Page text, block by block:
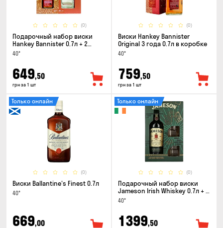
(0)
Подарочный набор виски
Hankey Bannister 0.7л + 2
стакана
40°
649,50
грн за 1 шт
(0)
Виски Hankey Bannister
Original 3 года 0.7л в коробке
40°
759,50
грн за 1 шт
(0)
Только онлайн
Виски Ballantine's Finest 0.7л
40°
669,00
(0)
Только онлайн
Подарочный набор виски
Jameson Irish Whiskey 0.7л + 2
стакана
40°
1399,50